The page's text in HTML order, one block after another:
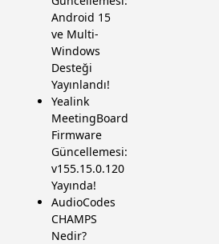
Android 15
ve Multi-
Windows
Desteği
Yayınlandı!
Yealink
MeetingBoard
Firmware
Güncellemesi:
v155.15.0.120
Yayında!
AudioCodes
CHAMPS
Nedir?